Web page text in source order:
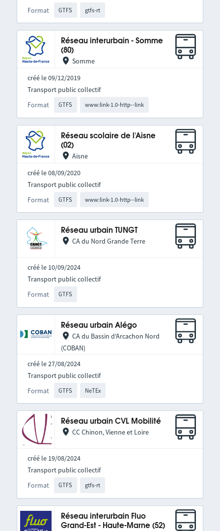
Format GTFS gtfs-rt
Réseau interurbain - Somme
(80)
Somme
créé le 09/12/2019
Format GTFS www:link-1.0-http--link
Transport public collectif
Réseau scolaire de l'Aisne
(02)
Aisne
créé le 08/09/2020
Format GTFS www:link-1.0-http--link
Transport public collectif
Réseau urbain TUNGT
CA du Nord Grande Terre
créé le 10/09/2024
Format GTFS
Transport public collectif
Réseau urbain Alégo
CA du Bassin d'Arcachon Nord
(COBAN)
créé le 27/08/2024
Format GTFS NeTEx
Transport public collectif
Réseau urbain CVL Mobilité
CC Chinon, Vienne et Loire
créé le 19/08/2024
Format GTFS gtfs-rt
Transport public collectif
Réseau interurbain Fluo
Grand-Est - Haute-Marne (52)